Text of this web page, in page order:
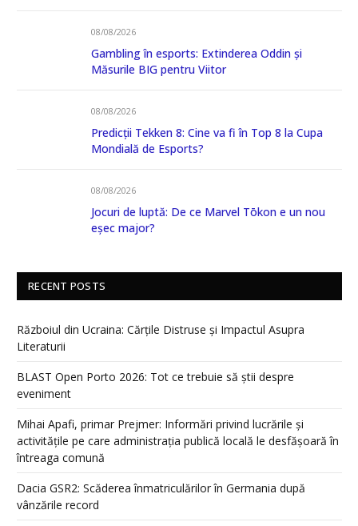
08/08/2026
Gambling în esports: Extinderea Oddin și
Măsurile BIG pentru Viitor
08/08/2026
Predicții Tekken 8: Cine va fi în Top 8 la Cupa
Mondială de Esports?
08/08/2026
Jocuri de luptă: De ce Marvel Tōkon e un nou
eșec major?
RECENT POSTS
Războiul din Ucraina: Cărțile Distruse și Impactul Asupra
Literaturii
BLAST Open Porto 2026: Tot ce trebuie să știi despre
eveniment
Mihai Apafi, primar Prejmer: Informări privind lucrările și
activitățile pe care administrația publică locală le desfășoară în
întreaga comună
Dacia GSR2: Scăderea înmatriculărilor în Germania după
vânzările record